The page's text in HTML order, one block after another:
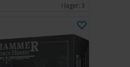
I lager: 3